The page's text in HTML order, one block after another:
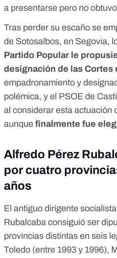
a presentarse pero no
Tras perder su escaño se
de Sotosalbos, en Segovia,
Partido Popular le
designación de las Cortes
empadronamiento y
polémica, y el PSOE de
al considerar esta actuación
aunque finalmente fue
Alfredo Pérez
por cuatro
años
El antiguo dirigente
Rubalcaba consiguió ser
provincias distintas en seis
Toledo (entre 1993 y 1996),